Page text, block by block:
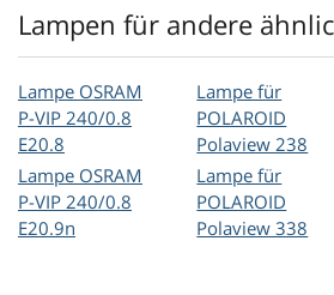
Lampen für andere
Lampe OSRAM
P-VIP 240/0.8
E20.8
Lampe OSRAM
P-VIP 240/0.8
E20.9n
Lampe für
POLAROID
Polaview 238
Lampe für
POLAROID
Polaview 338